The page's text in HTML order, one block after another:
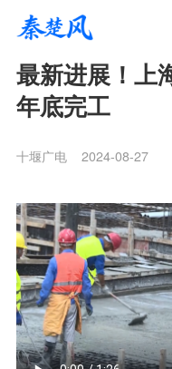
最新进展！上
年底完工
十堰广电 2024-08-27